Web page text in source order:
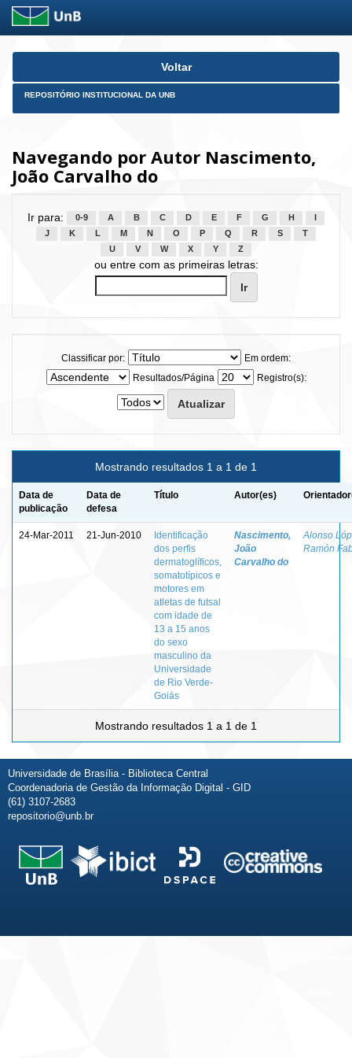
Skip
Voltar
REPOSITÓRIO INSTITUCIONAL DA UNB
Navegando por Autor Nascimento,
João Carvalho do
Ir para: 0-9 A B C D E F G H
J
K L M N O P Q R S
T
U
V W X Y Z
ou entre com as primeiras letras:
Classificar por:
Em ordem:
Resultados/Página
Registro(s):
Mostrando resultados 1 a 1 de 1
Data de
publicação
Data de
defesa
Título Autor(es)
24-Mar-2011 21-Jun-2010
Identificação
dos perfis
dermatoglíficos,
somatotípicos e
motores em
atletas de futsal
com idade de
13 a 15 anos
do sexo
masculino da
Universidade
de Rio Verde-
Goiás
Nascimento,
João
Carvalho do
Alonso
Ramón
Mostrando resultados 1 a 1 de 1
Universidade de Brasília - Biblioteca Central
Coordenadoria de Gestão da Informação Digital - GID
(61) 3107-2683
repositorio@unb.br